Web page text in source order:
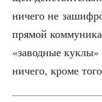
ниче­го не
пря­мой
«завод­ные
ниче­го, кро­ме